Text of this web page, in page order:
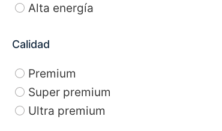
Alta energía
Calidad
Premium
Super premium
Ultra premium